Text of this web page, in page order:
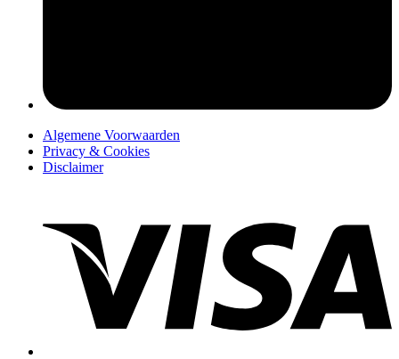
Algemene Voorwaarden
Privacy & Cookies
Disclaimer